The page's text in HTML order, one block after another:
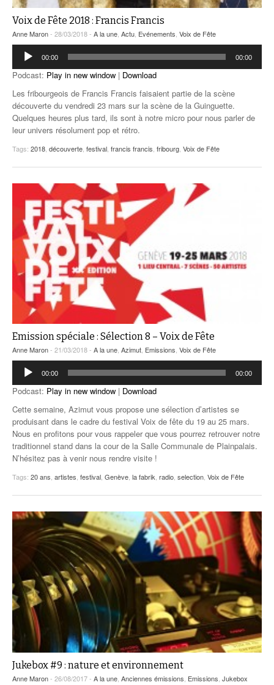
Voix de Fête 2018 : Francis Francis
Anne Maron- 28/03/2018 - A la une Actu Evénements Voix de Fête
Lecteur
audio
00:00 00:00
Podcast: Play in new window | Download
Les fribourgeois de Francis Francis faisaient partie de la scène
découverte du vendredi 23 mars sur la scène de la Guinguette.
Quelques heures plus tard, ils sont à notre micro pour nous parler de
leur univers résolument pop et rétro.
Tags: 2018 découverte festival francis francis fribourg Voix de Fête
Emission spéciale : Sélection 8 – Voix de Fête
Anne Maron- 21/03/2018 - A la une, Azimut, Emissions, Voix de Fête
Lecteur
audio
00:00 00:00
Podcast: Play in new window | Download
Cette semaine, Azimut vous propose une sélection d’artistes se
produisant dans le cadre du festival Voix de fête du 19 au 25 mars.
Nous en profitons pour vous rappeler que vous pourrez retrouver notre
traditionnel stand dans la cour de la Salle Communale de Plainpalais.
N’hésitez pas à venir nous rendre visite !
Tags: 20 ans, artistes, festival, Genève, la fabrik, radio, selection, Voix de Fête
Jukebox #9 : nature et environnement
Anne Maron- 26/08/2017 - A la une Anciennes émissions Emissions Jukebox